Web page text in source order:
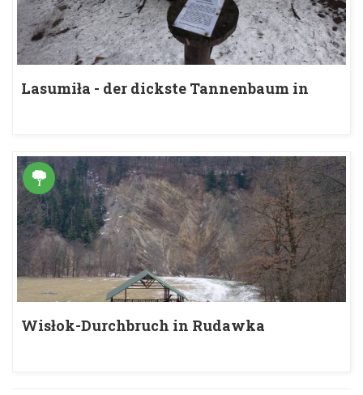
Lasumiła - der dickste Tannenbaum in
Wisłok-Durchbruch in Rudawka